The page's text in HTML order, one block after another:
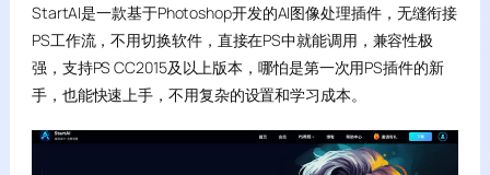
StartAI是一款基于Photoshop开发的AI图像处理插件，无缝衔接
PS工作流，不用切换软件，直接在PS中就能调用，兼容性极
强，支持PS CC2015及以上版本，哪怕是第一次用PS插件的新
手，也能快速上手，不用复杂的设置和学习成本。